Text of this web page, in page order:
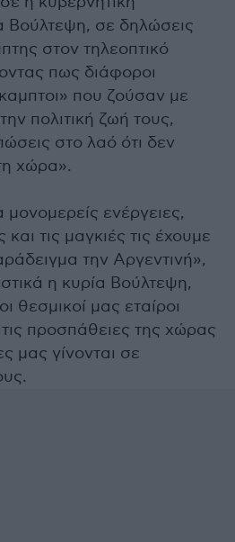
σε δηλώσεις
στον τηλεοπτικό
πως διάφοροι
που ζούσαν με
πολιτική ζωή τους,
στο λαό ότι δεν
χώρα».
ενέργειες,
τις μαγκιές τις έχουμε
την Αργεντινή»,
η κυρία Βούλτεψη,
θεσμικοί μας εταίροι
προσπάθειες της χώρας
μας γίνονται σε